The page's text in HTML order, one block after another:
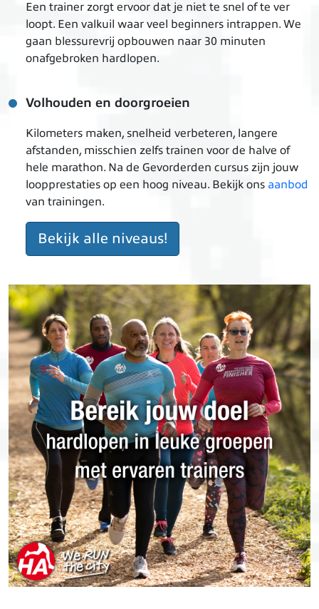
Een trainer zorgt ervoor dat je niet te snel of te ver
loopt. Een valkuil waar veel beginners intrappen. We
gaan blessurevrij opbouwen naar 30 minuten
onafgebroken hardlopen.
Volhouden en doorgroeien
Kilometers maken, snelheid verbeteren, langere
afstanden, misschien zelfs trainen voor de halve of
hele marathon. Na de Gevorderden cursus zijn jouw
loopprestaties op een hoog niveau. Bekijk ons aanbod
van trainingen.
Bekijk alle niveaus!